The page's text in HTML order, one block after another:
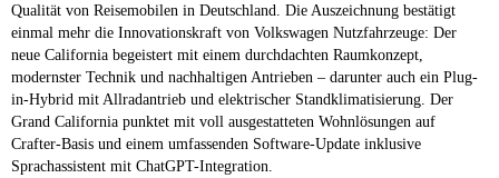
Qualität von Reisemobilen in Deutschland. Die Auszeichnung bestätigt
einmal mehr die Innovationskraft von Volkswagen Nutzfahrzeuge: Der
neue California begeistert mit einem durchdachten Raumkonzept,
modernster Technik und nachhaltigen Antrieben – darunter auch ein Plug-
in-Hybrid mit Allradantrieb und elektrischer Standklimatisierung. Der
Grand California punktet mit voll ausgestatteten Wohnlösungen auf
Crafter-Basis und einem umfassenden Software-Update inklusive
Sprachassistent mit ChatGPT-Integration.